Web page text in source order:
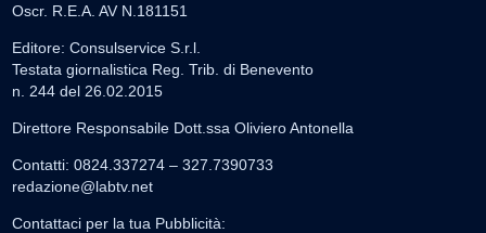
Oscr. R.E.A. AV N.181151
Editore: Consulservice S.r.l.
Testata giornalistica Reg. Trib. di Benevento
n. 244 del 26.02.2015
Direttore Responsabile Dott.ssa Oliviero Antonella
Contatti: 0824.337274 – 327.7390733
redazione@labtv.net
Contattaci per la tua Pubblicità: